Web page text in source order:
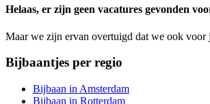
Helaas, er zijn geen vacatures gevonden
Maar we zijn ervan overtuigd dat we ook voor
Bijbaantjes per regio
Bijbaan in Amsterdam
Bijbaan in Rotterdam